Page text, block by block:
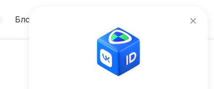
Блог Вход